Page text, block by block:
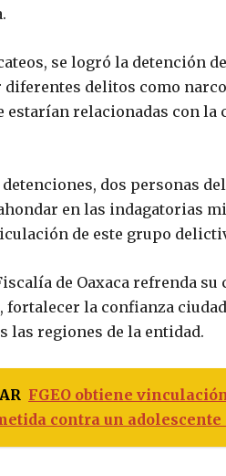
se logró la detención
delitos como
estarían relacionadas con
dos personas
en las indagatorias
de este grupo
de Oaxaca refrenda
la confianza
las regiones de la entidad.
FGEO obtiene
contra un